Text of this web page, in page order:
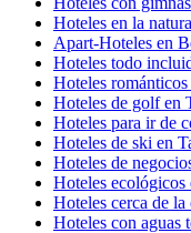
Hoteles en la
Apart-Hoteles en
Hoteles todo
Hoteles
Hoteles de golf en
Hoteles para ir de
Hoteles de ski en
Hoteles de
Hoteles ecológicos
Hoteles cerca de la
Hoteles con aguas